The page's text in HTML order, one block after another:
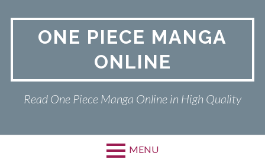
ONE PIECE MANGA
ONLINE
Read One Piece Manga Online in High Quality
MENU